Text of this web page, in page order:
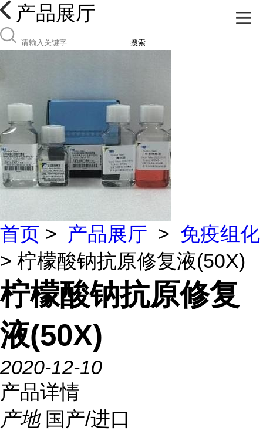
产品展厅
搜索
首页 > 产品展厅 > 免疫组化
> 柠檬酸钠抗原修复液(50X)
柠檬酸钠抗原修复
液(50X)
2020-12-10
产品详情
产地 国产/进口